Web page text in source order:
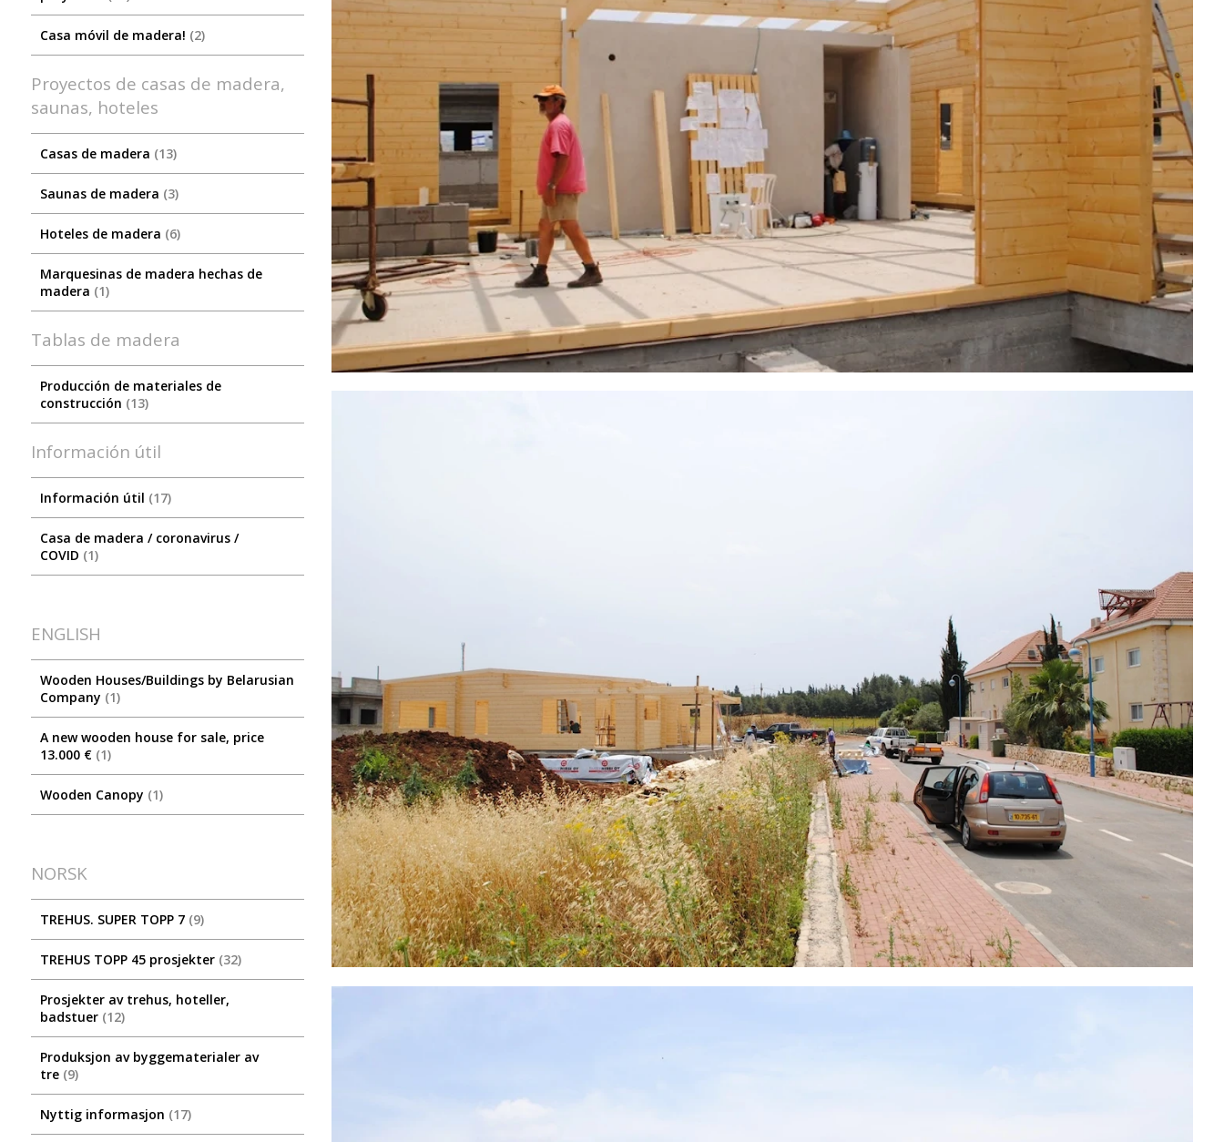
Casa móvil de madera! 2
Proyectos de casas de madera,
saunas, hoteles
Casas de madera 13
Saunas de madera 3
Hoteles de madera 6
Marquesinas de madera hechas de
madera 1
Tablas de madera
Producción de materiales de
construcción 13
Información útil
Información útil 17
Сasa de madera / coronavirus /
COVID 1
ENGLISH
Wooden Houses/Buildings by Belarusian
Company 1
A new wooden house for sale, price
13.000 € 1
Wooden Canopy 1
NORSK
TREHUS. SUPER TOPP 7 9
TREHUS TOPP 45 prosjekter 32
Prosjekter av trehus, hoteller,
badstuer 12
Produksjon av byggematerialer av
tre 9
Nyttig informasjon 17